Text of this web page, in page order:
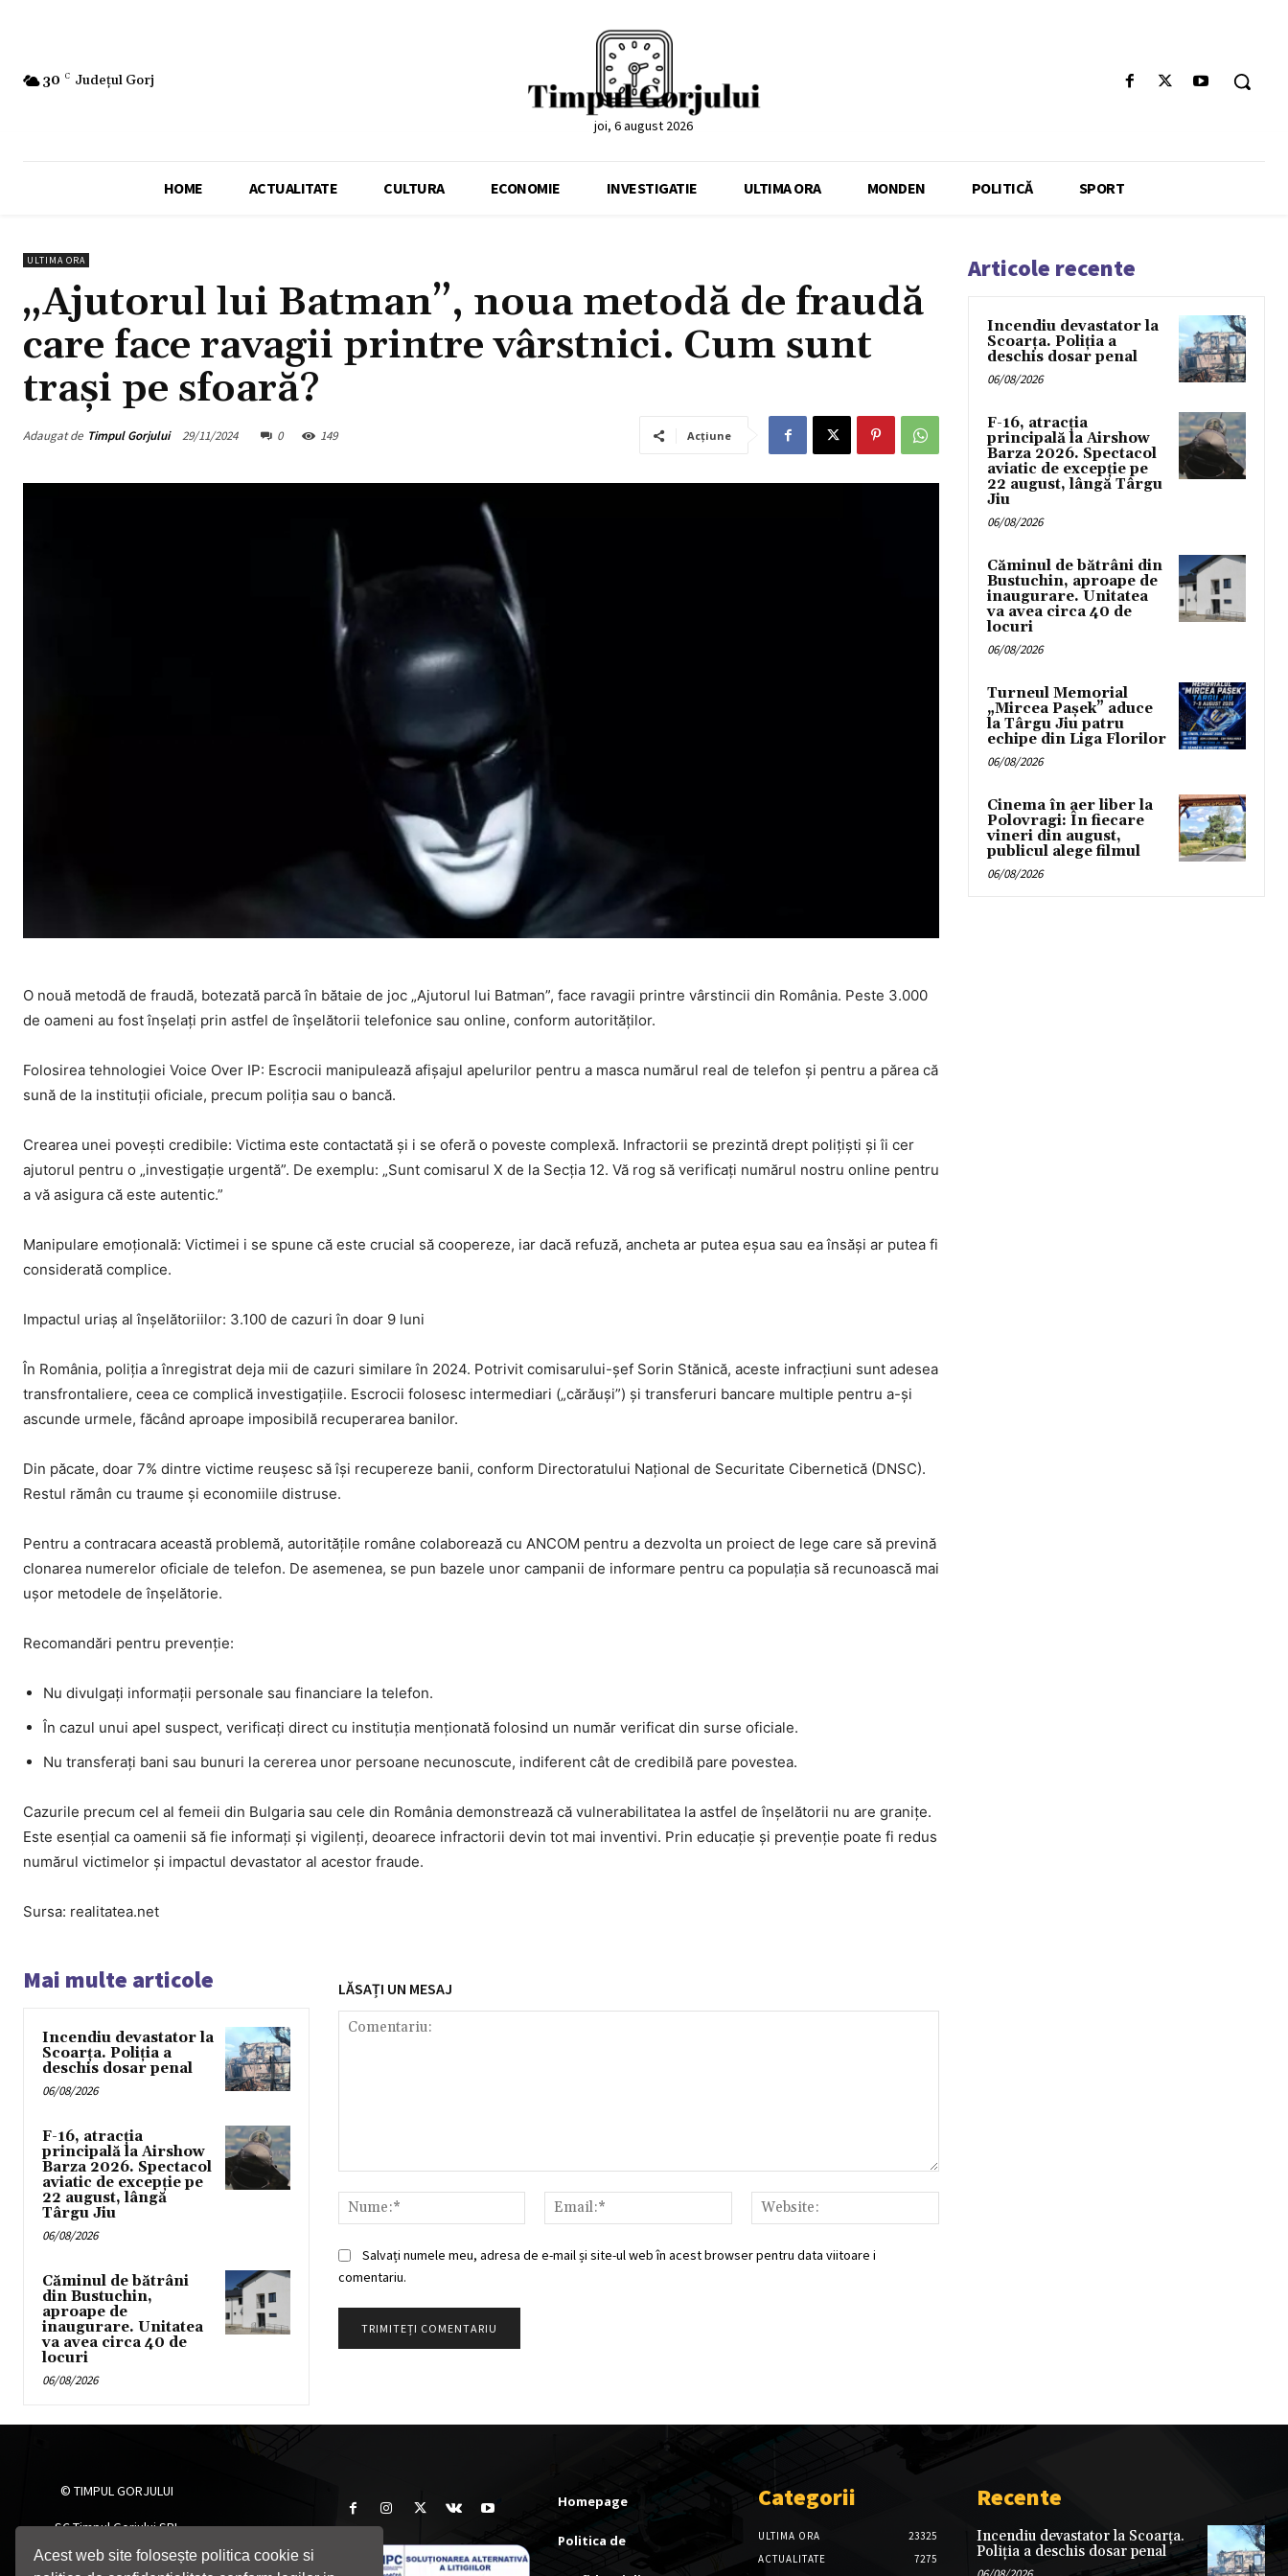
Acest web site folosește politica cookie si
30 C Județul Gorj
joi, 6 august 2026
HOME ACTUALITATE CULTURA ECONOMIE INVESTIGATIE ULTIMA ORA MONDEN POLITICĂ SPORT
ULTIMA ORA
„Ajutorul lui Batman”, noua metodă de fraudă
care face ravagii printre vârstnici. Cum sunt
trași pe sfoară?
Adaugat de Timpul Gorjului 29/11/2024 0 149 Acțiune
O nouă metodă de fraudă, botezată parcă în bătaie de joc „Ajutorul lui Batman”, face ravagii printre vârstincii din România. Peste 3.000
de oameni au fost înșelați prin astfel de înșelătorii telefonice sau online, conform autorităților.
Folosirea tehnologiei Voice Over IP: Escrocii manipulează afișajul apelurilor pentru a masca numărul real de telefon și pentru a părea că
sună de la instituții oficiale, precum poliția sau o bancă.
Crearea unei povești credibile: Victima este contactată și i se oferă o poveste complexă. Infractorii se prezintă drept polițiști și îi cer
ajutorul pentru o „investigație urgentă”. De exemplu: „Sunt comisarul X de la Secția 12. Vă rog să verificați numărul nostru online pentru
a vă asigura că este autentic.”
Manipulare emoțională: Victimei i se spune că este crucial să coopereze, iar dacă refuză, ancheta ar putea eșua sau ea însăși ar putea fi
considerată complice.
Impactul uriaș al înșelătoriilor: 3.100 de cazuri în doar 9 luni
În România, poliția a înregistrat deja mii de cazuri similare în 2024. Potrivit comisarului-șef Sorin Stănică, aceste infracțiuni sunt adesea
transfrontaliere, ceea ce complică investigațiile. Escrocii folosesc intermediari („cărăuși”) și transferuri bancare multiple pentru a-și
ascunde urmele, făcând aproape imposibilă recuperarea banilor.
Din păcate, doar 7% dintre victime reușesc să își recupereze banii, conform Directoratului Național de Securitate Cibernetică (DNSC).
Restul rămân cu traume și economiile distruse.
Pentru a contracara această problemă, autoritățile române colaborează cu ANCOM pentru a dezvolta un proiect de lege care să prevină
clonarea numerelor oficiale de telefon. De asemenea, se pun bazele unor campanii de informare pentru ca populația să recunoască mai
ușor metodele de înșelătorie.
Recomandări pentru prevenție:
Nu divulgați informații personale sau financiare la telefon.
În cazul unui apel suspect, verificați direct cu instituția menționată folosind un număr verificat din surse oficiale.
Nu transferați bani sau bunuri la cererea unor persoane necunoscute, indiferent cât de credibilă pare povestea.
Cazurile precum cel al femeii din Bulgaria sau cele din România demonstrează că vulnerabilitatea la astfel de înșelătorii nu are granițe.
Este esențial ca oamenii să fie informați și vigilenți, deoarece infractorii devin tot mai inventivi. Prin educație și prevenție poate fi redus
numărul victimelor și impactul devastator al acestor fraude.
Sursa: realitatea.net
Mai multe articole
Incendiu devastator la
Scoarța. Poliția a
deschis dosar penal
06/08/2026
F-16, atracția
principală la Airshow
Barza 2026. Spectacol
aviatic de excepție pe
22 august, lângă
Târgu Jiu
06/08/2026
Căminul de bătrâni
din Bustuchin,
aproape de
inaugurare. Unitatea
va avea circa 40 de
locuri
06/08/2026
LĂSAȚI UN MESAJ
Nume:*
Email:*
Salvați numele meu, adresa de e-mail și site-ul web în acest browser pentru data viitoare i
comentariu.
Articole recente
Incendiu devastator la
Scoarța. Poliția a
deschis dosar penal
06/08/2026
F-16, atracția
principală la Airshow
Barza 2026. Spectacol
aviatic de excepție pe
22 august, lângă Târgu
Jiu
06/08/2026
Căminul de bătrâni din
Bustuchin, aproape de
inaugurare. Unitatea
va avea circa 40 de
locuri
06/08/2026
Turneul Memorial
„Mircea Pașek” aduce
la Târgu Jiu patru
echipe din Liga Florilor
06/08/2026
Cinema în aer liber la
Polovragi: În fiecare
vineri din august,
publicul alege filmul
06/08/2026
© TIMPUL GORJULUI
SC Timpul Gorjului SRL
Telefon: 0764705055
Homepage
Politica de
Categorii
ULTIMA ORA
23325
ACTUALITATE
7275
Recente
Incendiu devastator la Scoarța.
Poliția a deschis dosar penal